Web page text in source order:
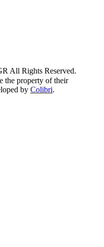
All Rights Reserved.
the property of their
by Colibri.